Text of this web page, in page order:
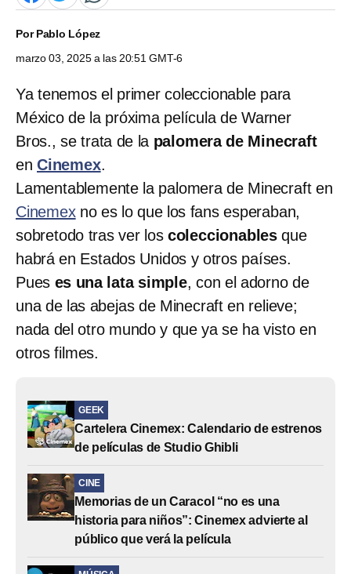
PorPablo López
marzo 03, 2025 a las 20:51 GMT-6
Ya tenemos el primer coleccionable para
México de la próxima película de Warner
Bros., se trata de la palomera de Minecraft
en Cinemex.
Lamentablemente la palomera de Minecraft en
Cinemexno es lo que los fans esperaban,
sobretodo tras ver los coleccionables que
habrá en Estados Unidos y otros países.
Pues es una lata simple, con el adorno de
una de las abejas de Minecraft en relieve;
nada del otro mundo y que ya se ha visto en
otros filmes.
GEEK
Cartelera Cinemex: Calendario de estrenos
de películas de Studio Ghibli
CINE
Memorias de un Caracol “no es una
historia para niños”: Cinemex advierte al
público que verá la película